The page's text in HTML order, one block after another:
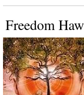
Freedom